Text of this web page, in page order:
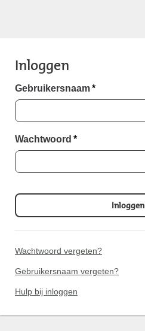
Inloggen
Gebruikersnaam*
Wachtwoord *
Inloggen
Wachtwoord vergeten?
Gebruikersnaam vergeten?
Hulp bij inloggen